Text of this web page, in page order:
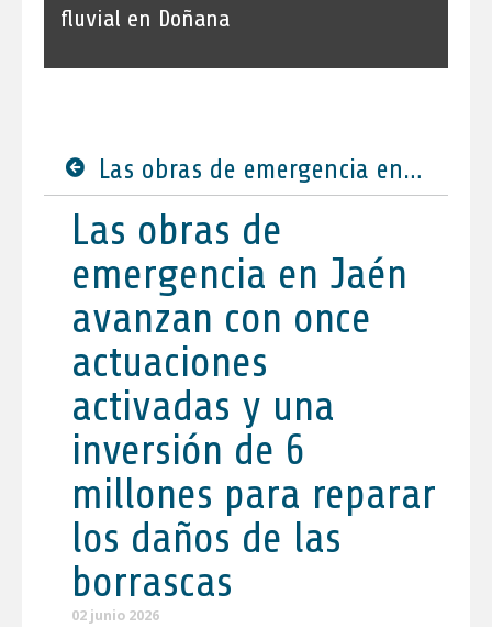
fluvial en Doñana
Las obras de emergencia en Jaén avanzan con once actuaciones activadas y una inversión de 6 millones para reparar los daños de las borrascas
Las obras de
emergencia en Jaén
avanzan con once
actuaciones
activadas y una
inversión de 6
millones para reparar
los daños de las
borrascas
02 junio 2026